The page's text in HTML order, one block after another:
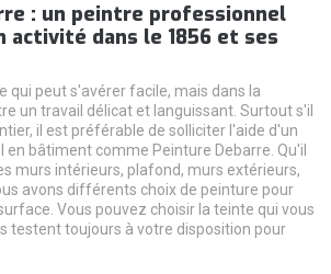
: un peintre professionnel
activité dans le 1856 et ses
qui peut s'avérer facile, mais dans la
un travail délicat et languissant. Surtout s'il
il est préférable de solliciter l'aide d'un
bâtiment comme Peinture Debarre. Qu'il
murs intérieurs, plafond, murs extérieurs,
avons différents choix de peinture pour
Vous pouvez choisir la teinte qui vous
testent toujours à votre disposition pour